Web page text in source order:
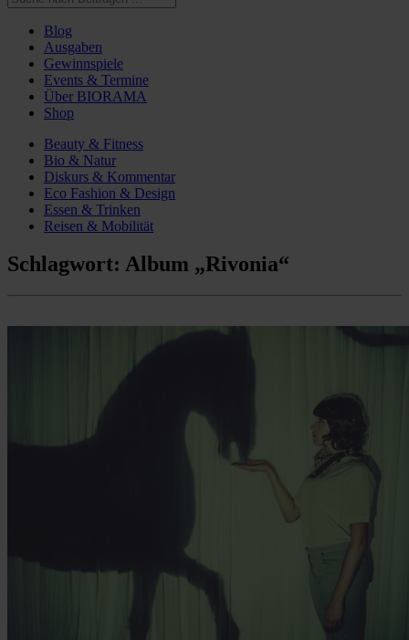
Blog
Ausgaben
Gewinnspiele
Events & Termine
Über BIORAMA
Shop
Beauty & Fitness
Bio & Natur
Diskurs & Kommentar
Eco Fashion & Design
Essen & Trinken
Reisen & Mobilität
Schlagwort: Album „Rivonia“